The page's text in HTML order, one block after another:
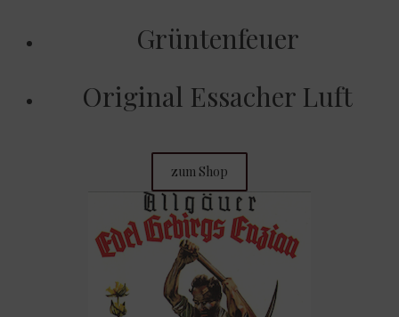
Grüntenfeuer
Original Essacher Luft
zum Shop